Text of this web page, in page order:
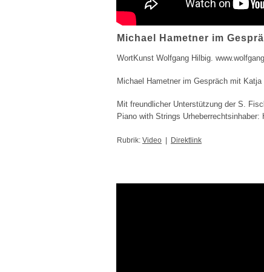
Michael Hametner im
WortKunst Wolfgang Hilbig.
Michael Hametner im Gespräch mit
Mit freundlicher Unterstützung der S.
Piano with Strings
Rubrik: Video Direktlink